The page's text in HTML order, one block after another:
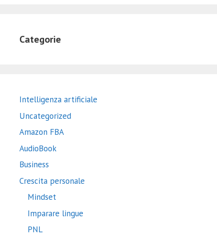
Categorie
Intelligenza artificiale
Uncategorized
Amazon FBA
AudioBook
Business
Crescita personale
Mindset
Imparare lingue
PNL